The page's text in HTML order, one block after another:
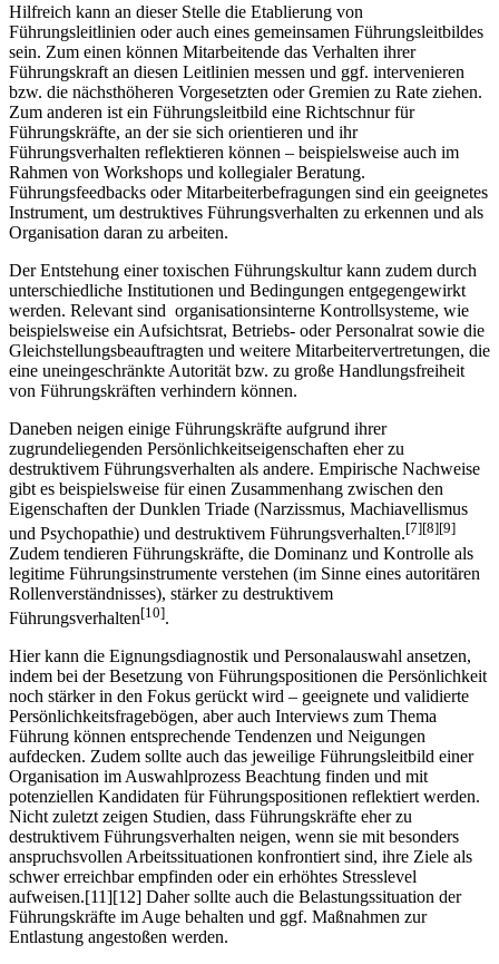
Hilfreich kann an dieser Stelle die Etablierung von
Führungsleitlinien oder auch eines gemeinsamen Führungsleitbildes
sein. Zum einen können Mitarbeitende das Verhalten ihrer
Führungskraft an diesen Leitlinien messen und ggf. intervenieren
bzw. die nächsthöheren Vorgesetzten oder Gremien zu Rate ziehen.
Zum anderen ist ein Führungsleitbild eine Richtschnur für
Führungskräfte, an der sie sich orientieren und ihr
Führungsverhalten reflektieren können – beispielsweise auch im
Rahmen von Workshops und kollegialer Beratung.
Führungsfeedbacks oder Mitarbeiterbefragungen sind ein geeignetes
Instrument, um destruktives Führungsverhalten zu erkennen und als
Organisation daran zu arbeiten.
Der Entstehung einer toxischen Führungskultur kann zudem durch
unterschiedliche Institutionen und Bedingungen entgegengewirkt
werden. Relevant sind organisationsinterne Kontrollsysteme, wie
beispielsweise ein Aufsichtsrat, Betriebs- oder Personalrat sowie die
Gleichstellungsbeauftragten und weitere Mitarbeitervertretungen, die
eine uneingeschränkte Autorität bzw. zu große Handlungsfreiheit
von Führungskräften verhindern können.
Daneben neigen einige Führungskräfte aufgrund ihrer
zugrundeliegenden Persönlichkeitseigenschaften eher zu
destruktivem Führungsverhalten als andere. Empirische Nachweise
gibt es beispielsweise für einen Zusammenhang zwischen den
Eigenschaften der Dunklen Triade (Narzissmus, Machiavellismus
und Psychopathie) und destruktivem Führungsverhalten.[7][8][9]
Zudem tendieren Führungskräfte, die Dominanz und Kontrolle als
legitime Führungsinstrumente verstehen (im Sinne eines autoritären
Rollenverständnisses), stärker zu destruktivem
Führungsverhalten[10].
Hier kann die Eignungsdiagnostik und Personalauswahl ansetzen,
indem bei der Besetzung von Führungspositionen die Persönlichkeit
noch stärker in den Fokus gerückt wird – geeignete und validierte
Persönlichkeitsfragebögen, aber auch Interviews zum Thema
Führung können entsprechende Tendenzen und Neigungen
aufdecken. Zudem sollte auch das jeweilige Führungsleitbild einer
Organisation im Auswahlprozess Beachtung finden und mit
potenziellen Kandidaten für Führungspositionen reflektiert werden.
Nicht zuletzt zeigen Studien, dass Führungskräfte eher zu
destruktivem Führungsverhalten neigen, wenn sie mit besonders
anspruchsvollen Arbeitssituationen konfrontiert sind, ihre Ziele als
schwer erreichbar empfinden oder ein erhöhtes Stresslevel
aufweisen.[11][12] Daher sollte auch die Belastungssituation der
Führungskräfte im Auge behalten und ggf. Maßnahmen zur
Entlastung angestoßen werden.